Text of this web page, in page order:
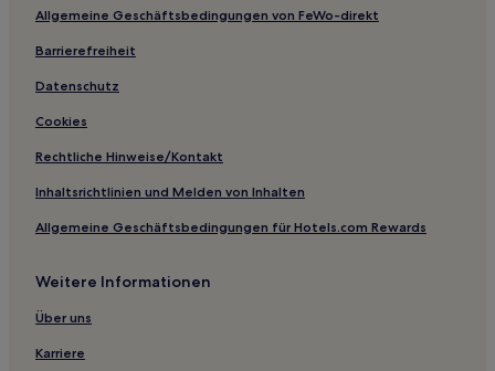
Hotels nahe Duplin Winery
Goldsboro Hotels
Kelly Hotels
Morehead City Hotels
Hotels nahe Vidant Duplin Hospital
Hotels nahe Greenfield Lake Park and Gardens
Onslow County: Hotels
La Grange Hotels
Clear Brook Estates: Hotels
Rose Hill Hotels
Allgemeine Geschäftsbedingungen von FeWo-direkt
Barrierefreiheit
Datenschutz
Cookies
Rechtliche Hinweise/Kontakt
Inhaltsrichtlinien und Melden von Inhalten
Allgemeine Geschäftsbedingungen für Hotels.com Rewards
Weitere Informationen
Über uns
Karriere